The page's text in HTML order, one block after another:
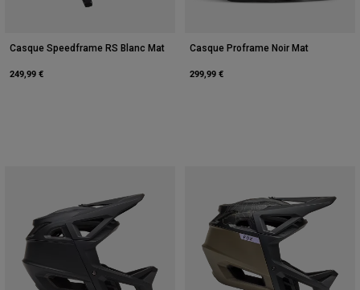
Casque Speedframe RS Blanc Mat
249,99 €
Casque Proframe Noir Mat
299,99 €